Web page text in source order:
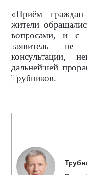
«Приём граждан
жители
вопросами, и с
заявитель не
консультации,
дальнейшей
Трубников.